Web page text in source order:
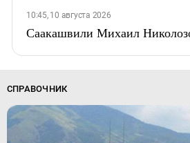
10:45, 10 августа 2026
Саакашвили Михаил
СПРАВОЧНИК